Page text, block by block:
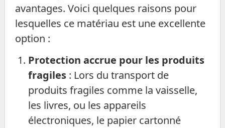
avantages. Voici quelques raisons pour
lesquelles ce matériau est une excellente
option :
Protection accrue pour les produits
fragiles: Lors du transport de
produits fragiles comme la vaisselle,
les livres, ou les appareils
électroniques, le papier cartonné